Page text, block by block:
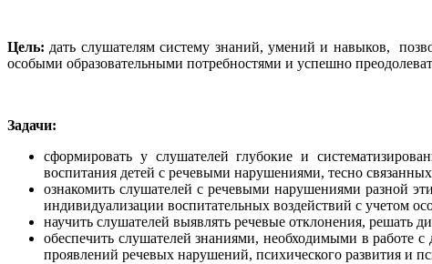
Цель: дать слушателям систему знаний, умений и навыков,
особыми образовательными потребностями и успешно
Задачи:
сформировать у слушателей глубокие и
воспитания детей с речевыми нарушениями, тесно
ознакомить слушателей с речевыми нарушениями разной
индивидуализации воспитательных воздействий с учетом
научить слушателей выявлять речевые отклонения, решать
обеспечить слушателей знаниями, необходимыми в работе
проявлений речевых нарушений, психического развития и